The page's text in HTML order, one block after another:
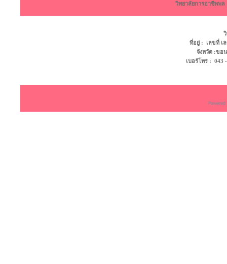
วิทยาลัยการอาชีพพ
ที่อยู่ : เลขที่ เ
จังหวัด :ข
เบอร์โทร :